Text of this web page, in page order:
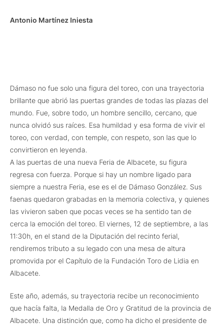
Antonio Martínez Iniesta
Dámaso no fue solo una figura del toreo, con una trayectoria
brillante que abrió las puertas grandes de todas las plazas del
mundo. Fue, sobre todo, un hombre sencillo, cercano, que
nunca olvidó sus raíces. Esa humildad y esa forma de vivir el
toreo, con verdad, con temple, con respeto, son las que lo
convirtieron en leyenda.
A las puertas de una nueva Feria de Albacete, su figura
regresa con fuerza. Porque si hay un nombre ligado para
siempre a nuestra Feria, ese es el de Dámaso González. Sus
faenas quedaron grabadas en la memoria colectiva, y quienes
las vivieron saben que pocas veces se ha sentido tan de
cerca la emoción del toreo. El viernes, 12 de septiembre, a las
11:30h, en el stand de la Diputación del recinto ferial,
rendiremos tributo a su legado con una mesa de altura
promovida por el Capítulo de la Fundación Toro de Lidia en
Albacete.
Este año, además, su trayectoria recibe un reconocimiento
que hacía falta, la Medalla de Oro y Gratitud de la provincia de
Albacete. Una distinción que, como ha dicho el presidente de